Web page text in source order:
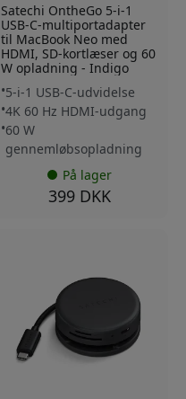
Satechi OntheGo 5-i-1
USB-C-multiportadapter
til MacBook Neo med
HDMI, SD-kortlæser og 60
W opladning - Indigo
5-i-1 USB-C-udvidelse
4K 60 Hz HDMI-udgang
60 W
gennemløbsopladning
På lager
399 DKK